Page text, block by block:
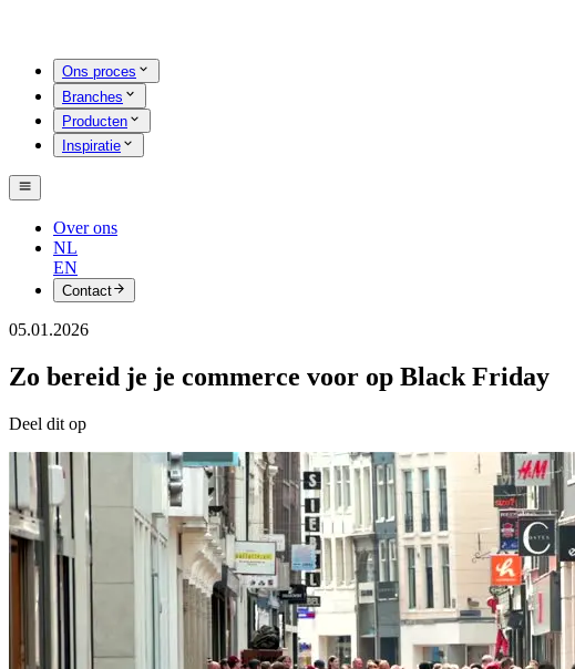
Ons proces
Branches
Producten
Inspiratie
Over ons
NL
EN
Contact
05.01.2026
Zo bereid je je commerce voor op Black Friday
Deel dit op